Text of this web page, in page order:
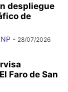
despliegue
de
- 28/07/2026
Faro de San